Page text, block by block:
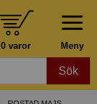
Meny
0 varor
Sök